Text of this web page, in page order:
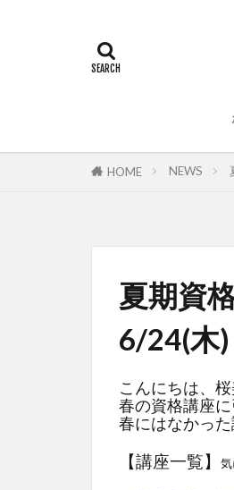
HOME NEWS
夏期資
6/24(木
こんにちは、
春の資格講座
春にはなかっ
【講座一覧】